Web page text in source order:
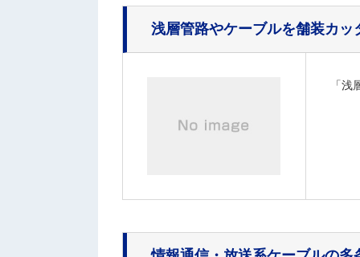
浅層管路やケーブルを舗装カ
「